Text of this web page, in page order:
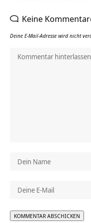
Keine
Deine E-Mail-Adresse wird nicht